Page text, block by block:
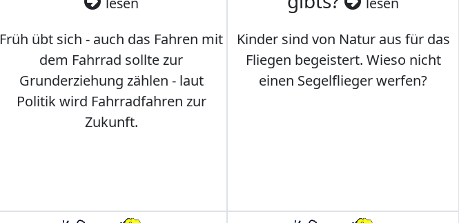
Früh übt sich - auch das Fahren mit
dem Fahrrad sollte zur
Grunderziehung zählen - laut
Politik wird Fahrradfahren zur
Zukunft.
Kinder sind von Natur aus für das
Fliegen begeistert. Wieso nicht
einen Segelflieger werfen?